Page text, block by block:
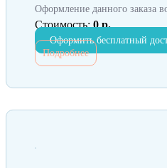
Оформление данного заказа
Стоимость: 0 р.
Оформить бесплатный
Подробнее